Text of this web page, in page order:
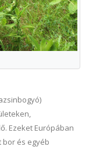
Ezeket Európában
és egyéb